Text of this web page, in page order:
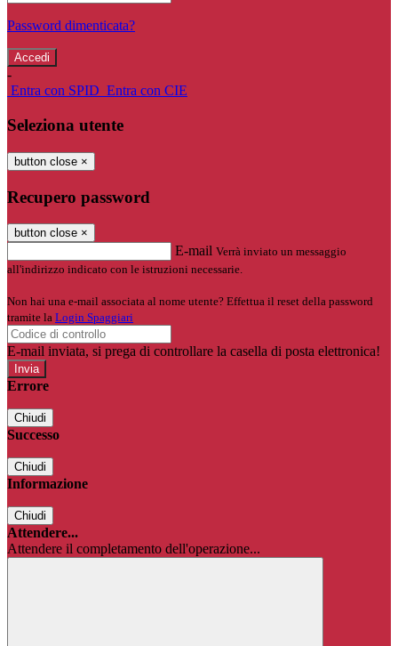
Password dimenticata?
-
Entra con SPID Entra con CIE
Seleziona utente
button close ×
Recupero password
button close ×
E-mail Verrà inviato un messaggio
all'indirizzo indicato con le istruzioni necessarie.
Non hai una e-mail associata al nome utente? Effettua il reset della password
tramite la Login Spaggiari
E-mail inviata, si prega di controllare la casella di posta elettronica!
Errore
Chiudi
Successo
Chiudi
Informazione
Chiudi
Attendere...
Attendere il completamento dell'operazione...